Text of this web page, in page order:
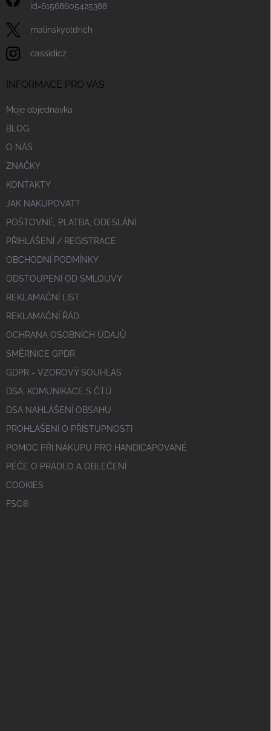
id=61568605425388
malinskyoldrich
cassidicz
INFORMACE PRO VÁS
Moje objednávka
BLOG
O NÁS
ZNAČKY
KONTAKTY
JAK NAKUPOVAT?
POŠTOVNÉ, PLATBA, ODESLÁNÍ
PŘIHLÁŠENÍ / REGISTRACE
OBCHODNÍ PODMÍNKY
ODSTOUPENÍ OD SMLOUVY
REKLAMAČNÍ LIST
REKLAMAČNÍ ŘÁD
OCHRANA OSOBNÍCH ÚDAJŮ
SMĚRNICE GPDR
GDPR - VZOROVÝ SOUHLAS
DSA; KOMUNIKACE S ČTÚ
DSA NAHLÁŠENÍ OBSAHU
PROHLÁŠENÍ O PŘÍSTUPNOSTI
POMOC PŘI NÁKUPU PRO HANDICAPOVANÉ
PÉČE O PRÁDLO A OBLEČENÍ
COOKIES
FSC®